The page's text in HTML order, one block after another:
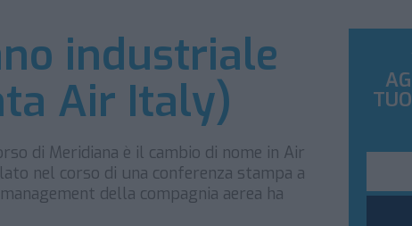
industriale
Air Italy)
di Meridiana è il cambio di nome in Air
nel corso di una conferenza stampa a
della compagnia aerea ha